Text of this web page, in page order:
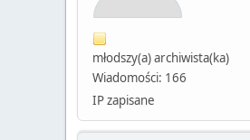
młodszy(a) archiwista(ka)
Wiadomości: 166
IP zapisane